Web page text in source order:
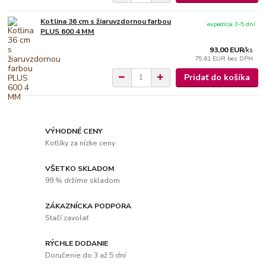
Kotlina 36 cm s žiaruvzdornou farbou
PLUS 600 4 MM
93,00 EUR/ks
75,61 EUR bez DPH
expedícia 3-5 dní
Pridať do košíka
VÝHODNÉ CENY
Kotlíky za nízke ceny
VŠETKO SKLADOM
99 % držíme skladom
ZÁKAZNÍCKA PODPORA
Stačí zavolať
RÝCHLE DODANIE
Doručenie do 3 až 5 dní